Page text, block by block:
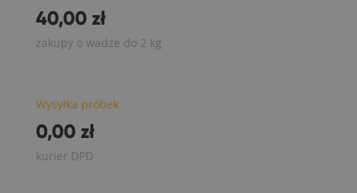
40,00 zł
zakupy o wadze do 2 kg
Wysyłka próbek
0,00 zł
kurier DPD